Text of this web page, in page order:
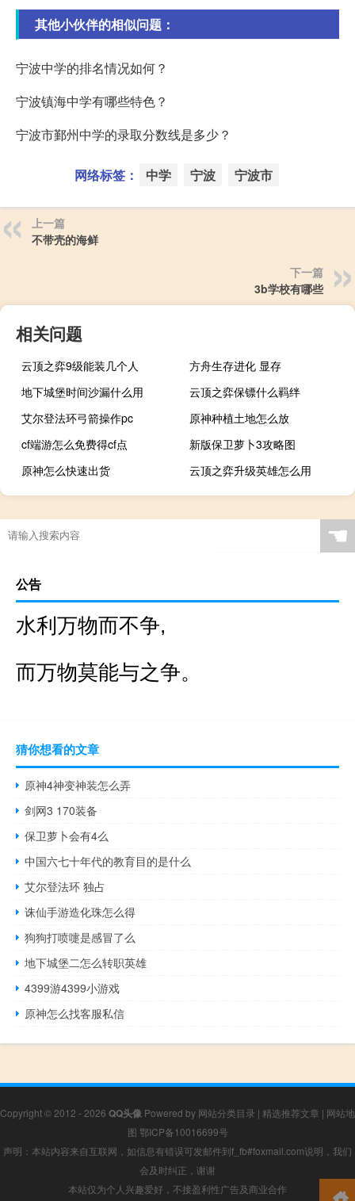
其他小伙伴的相似问题：
宁波中学的排名情况如何？
宁波镇海中学有哪些特色？
宁波市鄞州中学的录取分数线是多少？
网络标签： 中学 宁波 宁波市
上一篇
不带壳的海鲜
下一篇
3b学校有哪些
相关问题
云顶之弈9级能装几个人
方舟生存进化 显存
地下城堡时间沙漏什么用
云顶之弈保镖什么羁绊
艾尔登法环弓箭操作pc
原神种植土地怎么放
cf端游怎么免费得cf点
新版保卫萝卜3攻略图
原神怎么快速出货
云顶之弈升级英雄怎么用
☚
公告
水利万物而不争,
而万物莫能与之争。
猜你想看的文章
原神4神变神装怎么弄
剑网3 170装备
保卫萝卜会有4么
中国六七十年代的教育目的是什么
艾尔登法环 独占
诛仙手游造化珠怎么得
狗狗打喷嚏是感冒了么
地下城堡二怎么转职英雄
4399游4399小游戏
原神怎么找客服私信
Copyright © 2012 - 2026 QQ头像 Powered by 网站分类目录 | 精选推荐文章 | 网站地
图 鄂ICP备10016699号
声明：本站内容来自互联网，如信息有错误可发邮件到f_fb#foxmail.com说明，我们
会及时纠正，谢谢
本站仅为个人兴趣爱好，不接盈利性广告及商业合作